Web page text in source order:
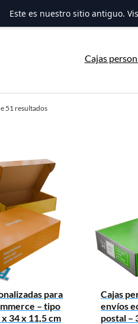
Cajas
51 resultadosOrdenado
para
– tipo
34 x 11,5 cm
Cajas
envíos
postal –
Este es nuestro sitio antiguo.